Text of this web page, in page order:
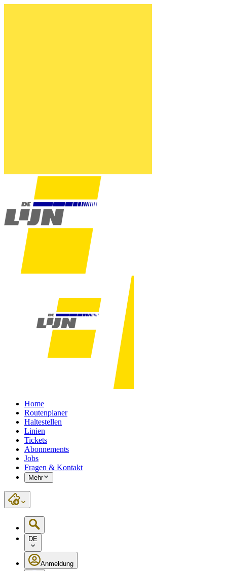
Home
Routenplaner
Haltestellen
Linien
Tickets
Abonnements
Jobs
Fragen & Kontakt
Mehr
DE
Anmeldung